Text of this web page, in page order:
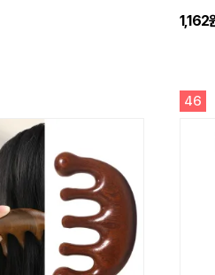
1,162
46